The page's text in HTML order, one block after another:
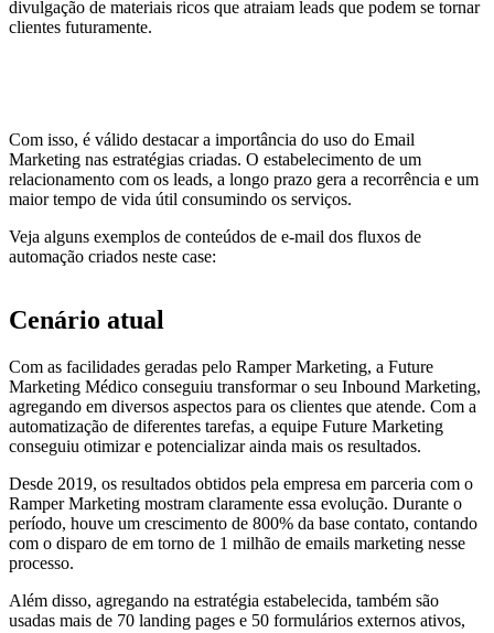
divulgação de materiais ricos que atraiam leads que podem se tornar
clientes futuramente.
Com isso, é válido destacar a importância do uso do Email
Marketing nas estratégias criadas. O estabelecimento de um
relacionamento com os leads, a longo prazo gera a recorrência e um
maior tempo de vida útil consumindo os serviços.
Veja alguns exemplos de conteúdos de e-mail dos fluxos de
automação criados neste case:
Cenário atual
Com as facilidades geradas pelo Ramper Marketing, a Future
Marketing Médico conseguiu transformar o seu Inbound Marketing,
agregando em diversos aspectos para os clientes que atende. Com a
automatização de diferentes tarefas, a equipe Future Marketing
conseguiu otimizar e potencializar ainda mais os resultados.
Desde 2019, os resultados obtidos pela empresa em parceria com o
Ramper Marketing mostram claramente essa evolução. Durante o
período, houve um crescimento de 800% da base contato, contando
com o disparo de em torno de 1 milhão de emails marketing nesse
processo.
Além disso, agregando na estratégia estabelecida, também são
usadas mais de 70 landing pages e 50 formulários externos ativos,